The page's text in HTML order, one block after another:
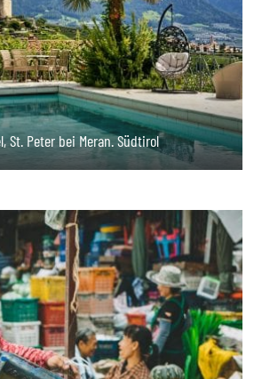
St. Peter bei Meran. Südtirol